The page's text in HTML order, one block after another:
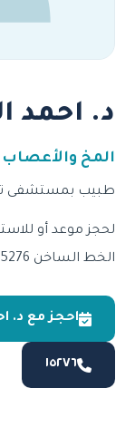
د. احمد
المخ والأعصاب
طبيب بمستشفى
لحجز موعد أو
الخط الساخن 15276 أو عبر واتساب.
احجز مع د.
١٥٢٧٦